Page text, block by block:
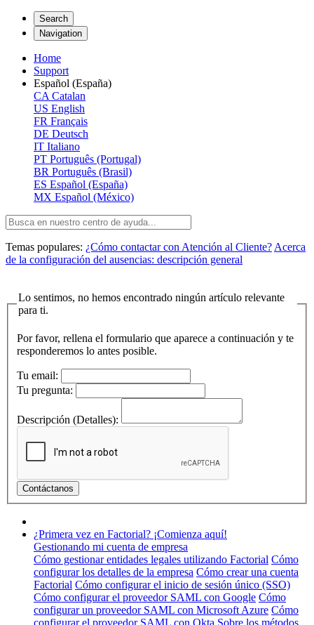
Search
Navigation
Home
Support
Español (España)
CA Catalan
US English
FR Français
DE Deutsch
IT Italiano
PT Português (Portugal)
BR Português (Brasil)
ES Español (España)
MX Español (México)
Temas populares: ¿Cómo contactar con Atención al Cliente? Acerca
de la configuración del ausencias: descripción general
Lo sentimos, no hemos encontrado ningún artículo relevante
para ti.
Por favor, rellena el formulario que aparece a continuación y te
responderemos lo antes posible.
Tu email:
Tu pregunta:
Descripción (Detalles):
¿Primera vez en Factorial? ¡Comienza aquí!
Gestionando mi cuenta de empresa
Cómo gestionar entidades legales utilizando Factorial Cómo
configurar los detalles de la empresa Cómo crear una cuenta
Factorial Cómo configurar el inicio de sesión único (SSO)
Cómo configurar el proveedor SAML con Google Cómo
configurar un proveedor SAML con Microsoft Azure Cómo
configurar el proveedor SAML con Okta Sobre los métodos